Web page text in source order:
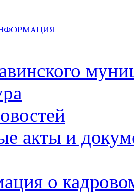
акты и
о